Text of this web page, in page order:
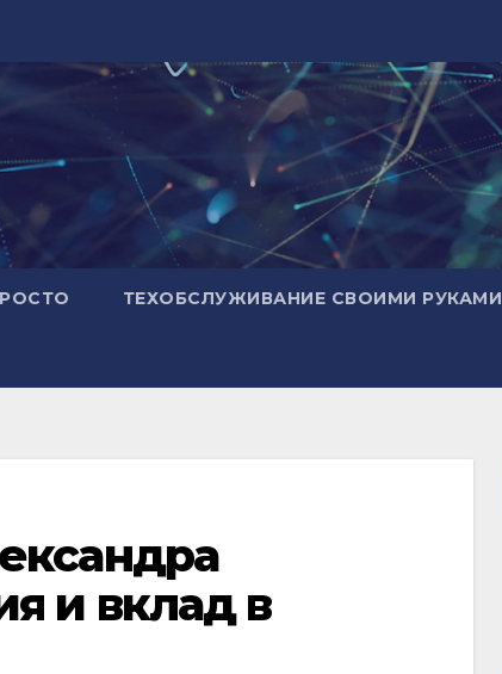
ТЕХОБСЛУЖИВАНИЕ СВОИМИ РУКАМИ
и вклад в